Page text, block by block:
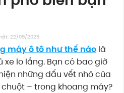
22/09/2025
máy ô tô như thế nào là
xe lo lắng. Bạn có bao giờ
những dấu vết nhỏ của
chuột – trong khoang máy?